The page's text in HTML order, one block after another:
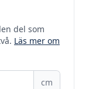
del som
Läs mer om
cm